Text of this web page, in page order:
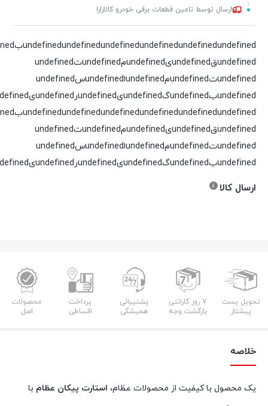
ارسال توسط تامین قطعات برقی خودرو کالازارا
undefinedundefinedundefinedundefinedundefined
undefinedقundefinedیundefinedمundefinedتundefined
undefinedتundefinedمundefinedاundefinedسundefined
undefinedبundefinedگundefinedیundefinedرundefinedیundefinedدundefined
undefinedundefinedundefinedundefinedundefined
undefinedقundefinedیundefinedمundefinedتundefined
undefinedتundefinedمundefinedاundefinedسundefined
undefinedبundefinedگundefinedیundefinedرundefinedیundefinedدundefined
ارسال کالا
تحویل پست
پیشتاز
7 روز گارانتی
بازگشت وجه
پشتیبانی
همیشگی
پرداخت
اقساطی
محصولات
اصل
خلاصه
یک محصول با کیفیت از محصولات عظام، استارت پیکان عظام با